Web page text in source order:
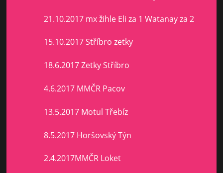
21.10.2017 mx žihle Eli za 1 Watanay za 2
15.10.2017 Stříbro zetky
18.6.2017 Zetky Stříbro
4.6.2017 MMČR Pacov
13.5.2017 Motul Třebíz
8.5.2017 Horšovský Týn
2.4.2017MMČR Loket